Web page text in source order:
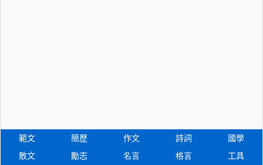
範文 簡歷 作文 詩詞
國學
散文
勵志 名言 格言 工具